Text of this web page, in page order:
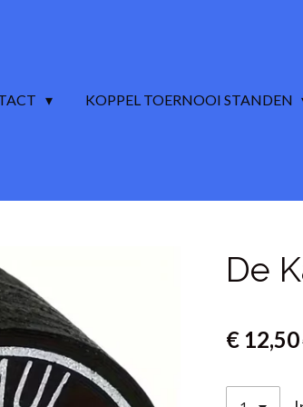
KOPPEL TOERNOOI STANDEN
De
€ 12,50